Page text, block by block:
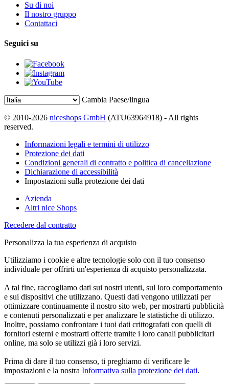
Su di noi
Il nostro gruppo
Contattaci
Seguici su
Cambia Paese/lingua
© 2010-2026 niceshops GmbH (ATU63964918) - All rights
reserved.
Informazioni legali e termini di utilizzo
Protezione dei dati
Condizioni generali di contratto e politica di cancellazione
Dichiarazione di accessibilità
Impostazioni sulla protezione dei dati
Azienda
Altri nice Shops
Recedere dal contratto
Personalizza la tua esperienza di acquisto
Utilizziamo i cookie e altre tecnologie solo con il tuo consenso
individuale per offrirti un'esperienza di acquisto personalizzata.
A tal fine, raccogliamo dati sui nostri utenti, sul loro comportamento
e sui dispositivi che utilizzano. Questi dati vengono utilizzati per
ottimizzare continuamente il nostro sito web, per mostrarti pubblicità
e contenuti personalizzati e per analizzare le statistiche di utilizzo.
Inoltre, possiamo confrontare i tuoi dati crittografati con quelli di
fornitori esterni e mostrarti offerte tramite i loro canali pubblicitari
online, ma solo se utilizzi già i loro servizi.
Prima di dare il tuo consenso, ti preghiamo di verificare le
impostazioni e la nostra Informativa sulla protezione dei dati.